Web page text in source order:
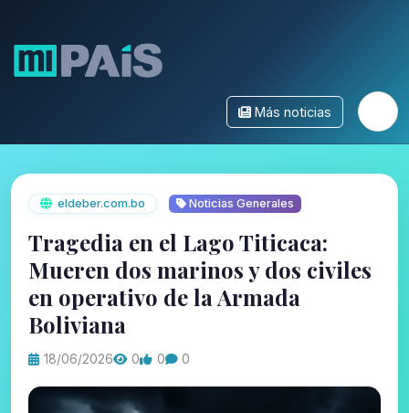
Más noticias
eldeber.com.bo Noticias Generales
Tragedia en el Lago Titicaca:
Mueren dos marinos y dos civiles
en operativo de la Armada
Boliviana
18/06/2026 0 0 0